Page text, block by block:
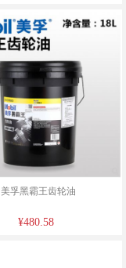
美孚黑霸王齿轮油
¥480.58